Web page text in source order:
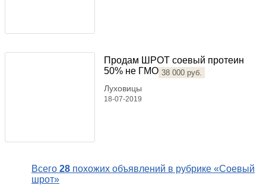
Продам ШРОТ соевый протеин
50% не ГМО 38 000 руб.
Луховицы
18-07-2019
Всего 28 похожих объявлений в рубрике «Соевый
шрот»